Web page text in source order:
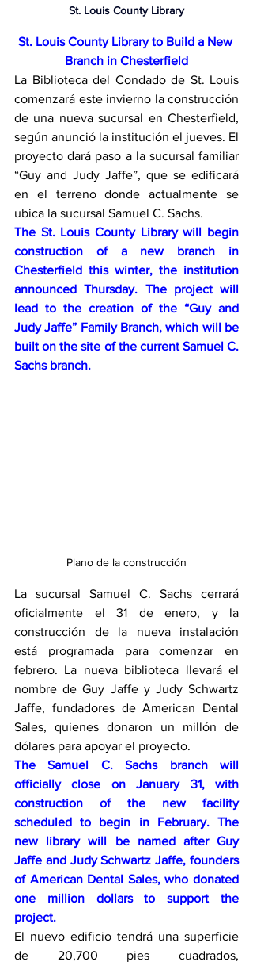
St. Louis County Library
St. Louis County Library to Build a New
Branch in Chesterfield
La Biblioteca del Condado de St. Louis
comenzará este invierno la construcción
de una nueva sucursal en Chesterfield,
según anunció la institución el jueves. El
proyecto dará paso a la sucursal familiar
“Guy and Judy Jaffe”, que se edificará
en el terreno donde actualmente se
ubica la sucursal Samuel C. Sachs.
The St. Louis County Library will begin
construction of a new branch in
Chesterfield this winter, the institution
announced Thursday. The project will
lead to the creation of the “Guy and
Judy Jaffe” Family Branch, which will be
built on the site of the current Samuel C.
Sachs branch.
Plano de la construcción
La sucursal Samuel C. Sachs cerrará
oficialmente el 31 de enero, y la
construcción de la nueva instalación
está programada para comenzar en
febrero. La nueva biblioteca llevará el
nombre de Guy Jaffe y Judy Schwartz
Jaffe, fundadores de American Dental
Sales, quienes donaron un millón de
dólares para apoyar el proyecto.
The Samuel C. Sachs branch will
officially close on January 31, with
construction of the new facility
scheduled to begin in February. The
new library will be named after Guy
Jaffe and Judy Schwartz Jaffe, founders
of American Dental Sales, who donated
one million dollars to support the
project.
El nuevo edificio tendrá una superficie
de 20,700 pies cuadrados,